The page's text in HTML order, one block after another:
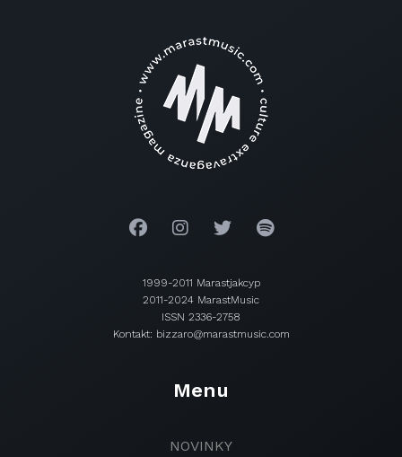
1999-2011 Marastjakcyp
2011-2024 MarastMusic
ISSN 2336-2758
Kontakt: bizzaro@marastmusic.com
Menu
NOVINKY